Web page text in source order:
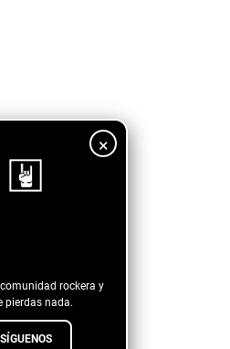
×
rockera y
pierdas nada.
SÍGUENOS
BUY NOW
en Esta Vida (fe...
You More